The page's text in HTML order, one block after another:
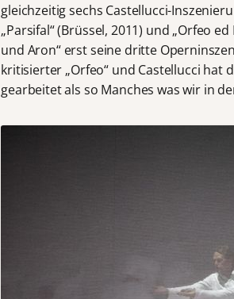
gleichzeitig sechs Castellucci-
„Parsifal“ (Brüssel, 2011) und „Orfeo
und Aron“ erst seine dritte
kritisierter „Orfeo“ und Castellucci hat
gearbeitet als so Manches was wir in